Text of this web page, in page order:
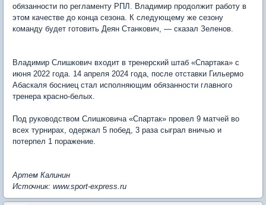
обязанности по регламенту РПЛ. Владимир продолжит работу в
этом качестве до конца сезона. К следующему же сезону
команду будет готовить Деян Станкович, — сказал Зеленов.
Владимир Слишкович входит в тренерский штаб «Спартака» с
июня 2022 года. 14 апреля 2024 года, после отставки Гильермо
Абаскаля босниец стал исполняющим обязанности главного
тренера красно-белых.
Под руководством Слишковича «Спартак» провел 9 матчей во
всех турнирах, одержал 5 побед, 3 раза сыграл вничью и
потерпел 1 поражение.
Артем Калинин
Источник: www.sport-express.ru